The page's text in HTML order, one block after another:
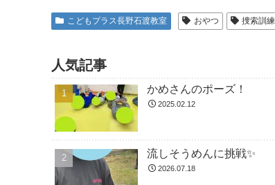
こどもプラス長野石渡教室 おやつ 捜索訓練
人気記事
かめさんのポーズ！
2025.02.12
流しそうめんに挑戦✨
2026.07.18